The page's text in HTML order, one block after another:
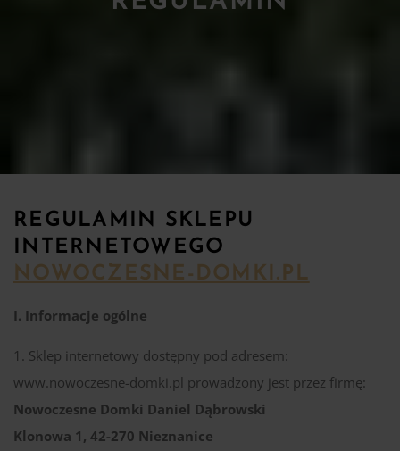
REGULAMIN SKLEPU
INTERNETOWEGO
NOWOCZESNE-DOMKI.PL
I. Informacje ogólne
Sklep internetowy dostępny pod adresem:
www.nowoczesne-domki.pl prowadzony jest przez firmę:
Nowoczesne Domki Daniel Dąbrowski
Klonowa 1, 42-270 Nieznanice